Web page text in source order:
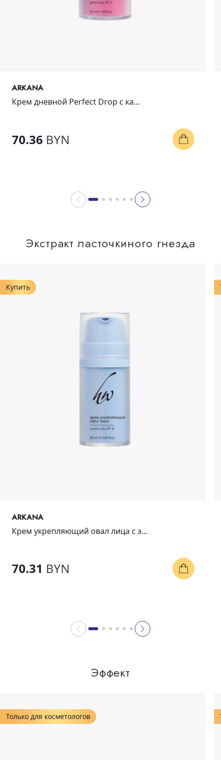
ARKANA
Крем дневной Perfect Drop с ка...
70.36 BYN
Экстракт ласточкиного гнезда
Купить
ARKANA
Крем укрепляющий овал лица с э...
70.31 BYN
Эффект
Только для косметологов